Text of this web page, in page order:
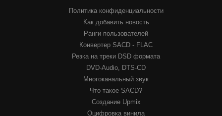
Политика конфиденциальности
Как добавить новость
Ранги пользователей
Конвертер SACD - FLAC
Резка на треки DSD формата
DVD-Audio, DTS-CD
Многоканальный звук
Что такое SACD?
Создание Upmix
Оцифровка винила